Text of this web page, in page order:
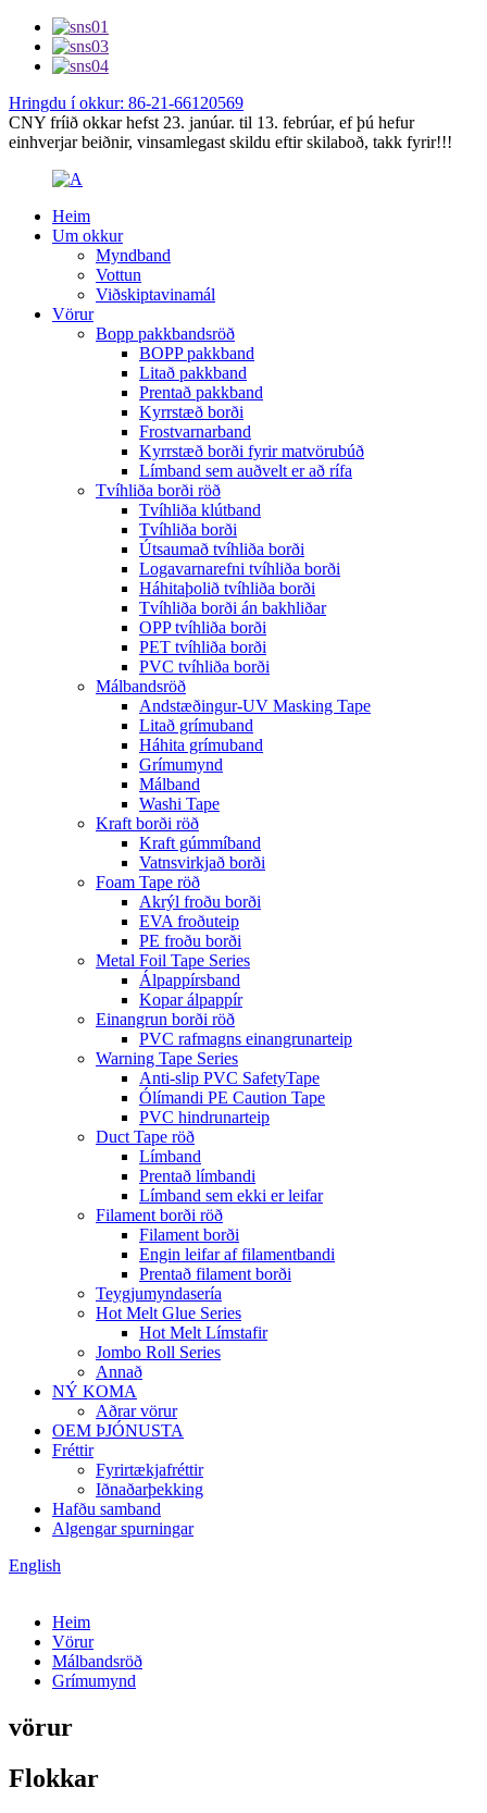
Hringdu í okkur: 86-21-66120569
CNY fríið okkar hefst 23. janúar. til 13. febrúar, ef þú hefur
einhverjar beiðnir, vinsamlegast skildu eftir skilaboð, takk fyrir!!!
Heim
Um okkur
Myndband
Vottun
Viðskiptavinamál
Vörur
Bopp pakkbandsröð
BOPP pakkband
Litað pakkband
Prentað pakkband
Kyrrstæð borði
Frostvarnarband
Kyrrstæð borði fyrir matvörubúð
Límband sem auðvelt er að rífa
Tvíhliða borði röð
Tvíhliða klútband
Tvíhliða borði
Útsaumað tvíhliða borði
Logavarnarefni tvíhliða borði
Háhitaþolið tvíhliða borði
Tvíhliða borði án bakhliðar
OPP tvíhliða borði
PET tvíhliða borði
PVC tvíhliða borði
Málbandsröð
Andstæðingur-UV Masking Tape
Litað grímuband
Háhita grímuband
Grímumynd
Málband
Washi Tape
Kraft borði röð
Kraft gúmmíband
Vatnsvirkjað borði
Foam Tape röð
Akrýl froðu borði
EVA froðuteip
PE froðu borði
Metal Foil Tape Series
Álpappírsband
Kopar álpappír
Einangrun borði röð
PVC rafmagns einangrunarteip
Warning Tape Series
Anti-slip PVC SafetyTape
Ólímandi PE Caution Tape
PVC hindrunarteip
Duct Tape röð
Límband
Prentað límbandi
Límband sem ekki er leifar
Filament borði röð
Filament borði
Engin leifar af filamentbandi
Prentað filament borði
Teygjumyndasería
Hot Melt Glue Series
Hot Melt Límstafir
Jombo Roll Series
Annað
NÝ KOMA
Aðrar vörur
OEM ÞJÓNUSTA
Fréttir
Fyrirtækjafréttir
Iðnaðarþekking
Hafðu samband
Algengar spurningar
English
Heim
Vörur
Málbandsröð
Grímumynd
vörur
Flokkar